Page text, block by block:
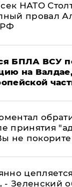
НАТО
провал
БПЛА ВСУ
на
принятия
не
- Зеленский